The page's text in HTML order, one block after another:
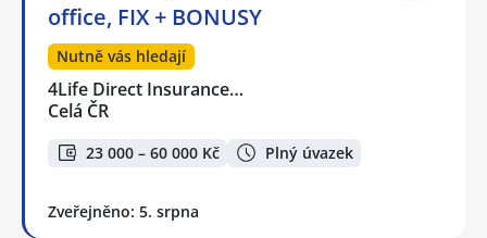
office, FIX + BONUSY
Nutně vás hledají
4Life Direct Insurance…
Celá ČR
23 000 – 60 000 Kč Plný úvazek
Zveřejněno: 5. srpna